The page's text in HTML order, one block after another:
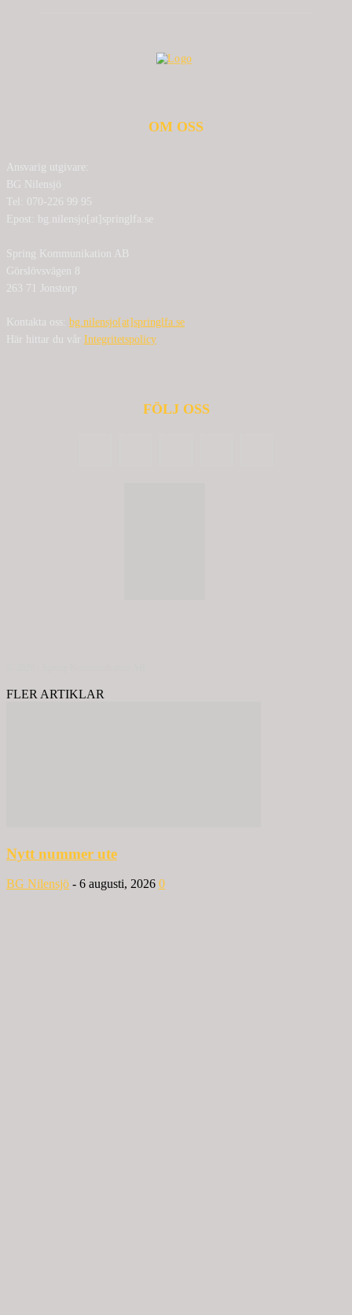
OM OSS
Ansvarig utgivare:
BG Nilensjö
Tel: 070-226 99 95
Epost: bg.nilensjo[at]springlfa.se
Spring Kommunikation AB
Görslövsvägen 8
263 71 Jonstorp
Kontakta oss: bg.nilensjo[at]springlfa.se
Här hittar du vår Integritetspolicy
FÖLJ OSS
FLER ARTIKLAR
Nytt nummer ute
BG Nilensjö - 6 augusti, 2026 0